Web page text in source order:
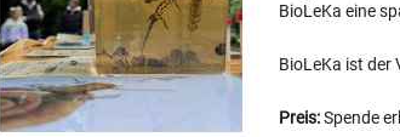
BioLeKa eine
BioLeKa ist der
Preis:Spende